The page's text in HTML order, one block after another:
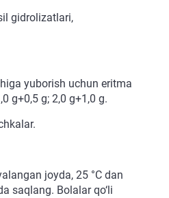
gidrolizatlari,
yuborish uchun eritma
g+0,5 g; 2,0 g+1,0 g.
joyda, 25 °C dan
saqlang. Bolalar qo‘li